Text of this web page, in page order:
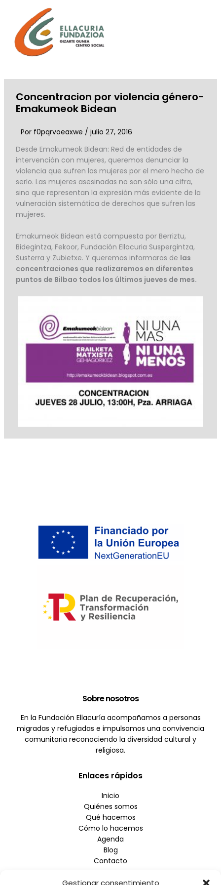
Gestionar consentimiento
contenido
Concentracion por violencia género-
Emakumeok Bidean
Por f0pqrvoeaxwe / julio 27, 2016
Desde Emakumeok Bidean: Red de entidades de
intervención con mujeres, queremos denunciar la
violencia que sufren las mujeres por el mero hecho de
serlo. Las mujeres asesinadas no son sólo una cifra,
sino que representan la expresión más evidente de la
vulneración sistemática de derechos que sufren las
mujeres.
Emakumeok Bidean está compuesta por Berriztu,
Bidegintza, Fekoor, Fundación Ellacuria Suspergintza,
Susterra y Zubietxe. Y queremos informaros de las
concentraciones que realizaremos en diferentes
puntos de Bilbao todos los últimos jueves de mes.
Sobre nosotros
En la Fundación Ellacuría acompañamos a personas
migradas y refugiadas e impulsamos una convivencia
comunitaria reconociendo la diversidad cultural y
religiosa.
Enlaces rápidos
Inicio
Quiénes somos
Qué hacemos
Cómo lo hacemos
Agenda
Blog
Contacto